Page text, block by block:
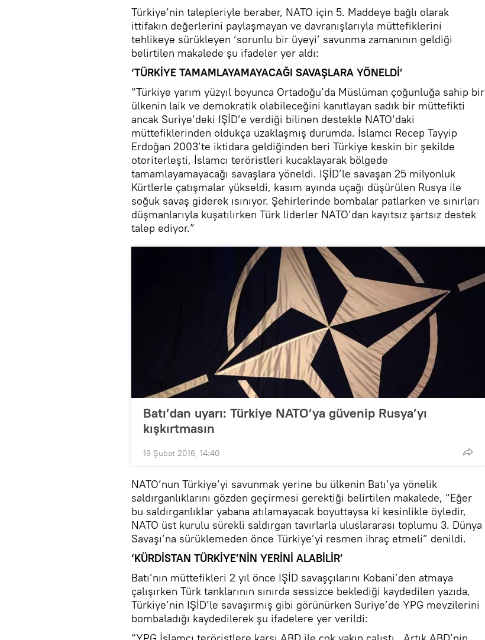
Türkiye’nin talepleriyle beraber, NATO için 5. Maddeye bağlı olarak
ittifakın değerlerini paylaşmayan ve davranışlarıyla müttefiklerini
tehlikeye sürükleyen ‘sorunlu bir üyeyi’ savunma zamanının geldiği
belirtilen makalede şu ifadeler yer aldı:
‘TÜRKİYE TAMAMLAYAMAYACAĞI SAVAŞLARA YÖNELDİ’
“Türkiye yarım yüzyıl boyunca Ortadoğu’da Müslüman çoğunluğa sahip bir
ülkenin laik ve demokratik olabileceğini kanıtlayan sadık bir müttefikti
ancak Suriye’deki IŞİD’e verdiği bilinen destekle NATO’daki
müttefiklerinden oldukça uzaklaşmış durumda. İslamcı Recep Tayyip
Erdoğan 2003’te iktidara geldiğinden beri Türkiye keskin bir şekilde
otoriterleşti, İslamcı teröristleri kucaklayarak bölgede
tamamlayamayacağı savaşlara yöneldi. IŞİD’le savaşan 25 milyonluk
Kürtlerle çatışmalar yükseldi, kasım ayında uçağı düşürülen Rusya ile
soğuk savaş giderek ısınıyor. Şehirlerinde bombalar patlarken ve sınırları
düşmanlarıyla kuşatılırken Türk liderler NATO’dan kayıtsız şartsız destek
talep ediyor.”
Batı’dan uyarı: Türkiye NATO’ya güvenip Rusya’yı
kışkırtmasın
19 Şubat 2016, 14:40
NATO’nun Türkiye’yi savunmak yerine bu ülkenin Batı’ya yönelik
saldırganlıklarını gözden geçirmesi gerektiği belirtilen makalede, “Eğer
bu saldırganlıklar yabana atılamayacak boyuttaysa ki kesinlikle öyledir,
NATO üst kurulu sürekli saldırgan tavırlarla uluslararası toplumu 3. Dünya
Savaşı’na sürüklemeden önce Türkiye’yi resmen ihraç etmeli” denildi.
‘KÜRDİSTAN TÜRKİYE’NİN YERİNİ ALABİLİR’
Batı’nın müttefikleri 2 yıl önce IŞİD savaşçılarını Kobani’den atmaya
çalışırken Türk tanklarının sınırda sessizce beklediği kaydedilen yazıda,
Türkiye’nin IŞİD’le savaşırmış gibi görünürken Suriye’de YPG mevzilerini
bombaladığı kaydedilerek şu ifadelere yer verildi: